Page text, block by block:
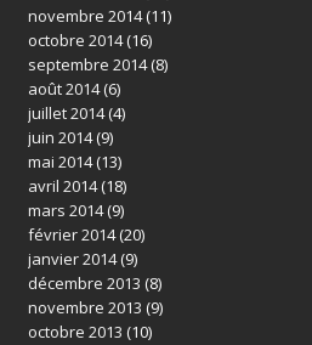
novembre 2014(11)
octobre 2014(16)
septembre 2014(8)
août 2014(6)
juillet 2014(4)
juin 2014(9)
mai 2014(13)
avril 2014(18)
mars 2014(9)
février 2014(20)
janvier 2014(9)
décembre 2013 (8)
novembre 2013 (9)
octobre 2013 (10)